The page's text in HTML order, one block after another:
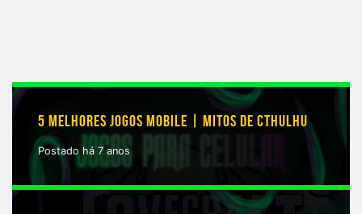
5 MELHORES JOGOS MOBILE | MITOS DE CTHULHU
Postado há 7 anos